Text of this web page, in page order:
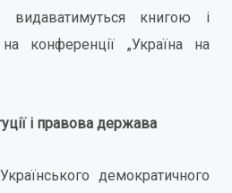
видаватимуться книгою і
на конференції „Україна на
і правова держава
демократичного